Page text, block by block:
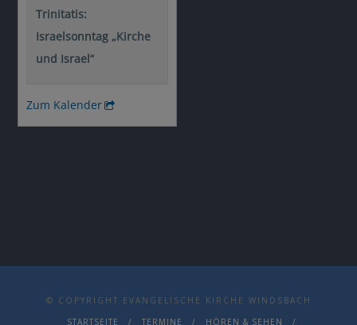
© COPYRIGHT EVANGELISCHE KIRCHE WINDSBACH
STARTSEITE
TERMINE HÖREN & SEHEN